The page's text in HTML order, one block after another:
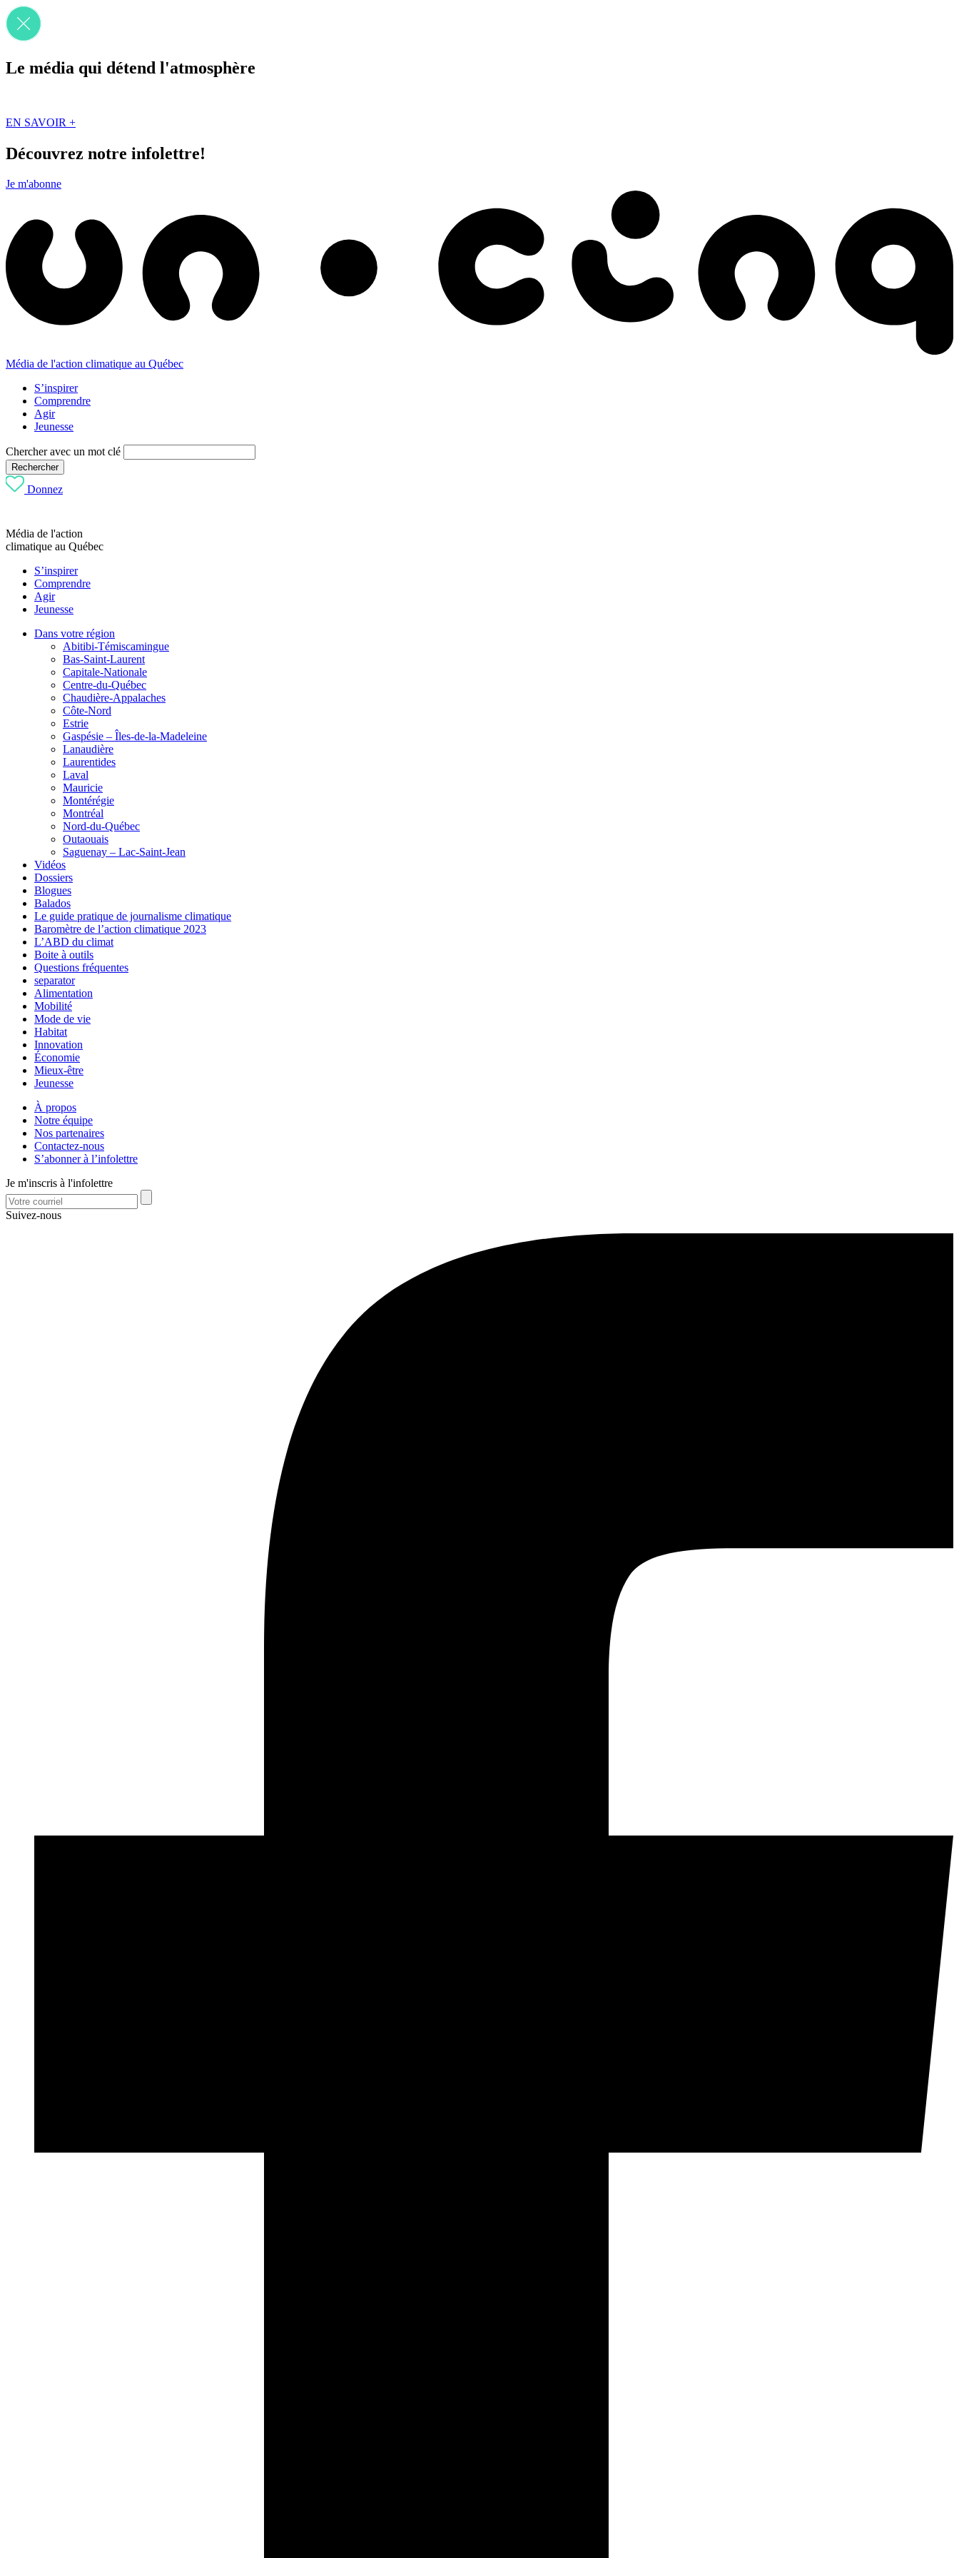
Le média qui détend l'atmosphère
EN SAVOIR +
Découvrez notre infolettre!
Je m'abonne
Média de l'action climatique au Québec
S’inspirer
Comprendre
Agir
Jeunesse
Chercher avec un mot clé
Rechercher
Donnez
Média de l'action
climatique au Québec
S’inspirer
Comprendre
Agir
Jeunesse
Dans votre région
Abitibi-Témiscamingue
Bas-Saint-Laurent
Capitale-Nationale
Centre-du-Québec
Chaudière-Appalaches
Côte-Nord
Estrie
Gaspésie – Îles-de-la-Madeleine
Lanaudière
Laurentides
Laval
Mauricie
Montérégie
Montréal
Nord-du-Québec
Outaouais
Saguenay – Lac-Saint-Jean
Vidéos
Dossiers
Blogues
Balados
Le guide pratique de journalisme climatique
Baromètre de l’action climatique 2023
L’ABD du climat
Boite à outils
Questions fréquentes
separator
Alimentation
Mobilité
Mode de vie
Habitat
Innovation
Économie
Mieux-être
Jeunesse
À propos
Notre équipe
Nos partenaires
Contactez-nous
S’abonner à l’infolettre
Je m'inscris à l'infolettre
Suivez-nous